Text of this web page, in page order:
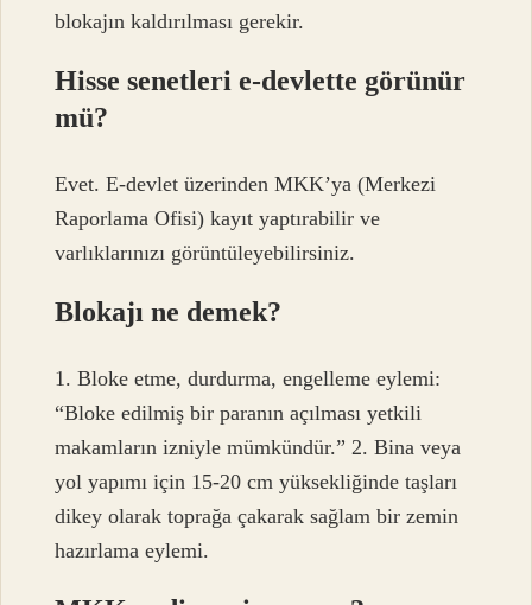
blokajın kaldırılması gerekir.
Hisse senetleri e-devlette görünür
mü?
Evet. E-devlet üzerinden MKK’ya (Merkezi
Raporlama Ofisi) kayıt yaptırabilir ve
varlıklarınızı görüntüleyebilirsiniz.
Blokajı ne demek?
1. Bloke etme, durdurma, engelleme eylemi:
“Bloke edilmiş bir paranın açılması yetkili
makamların izniyle mümkündür.” 2. Bina veya
yol yapımı için 15-20 cm yüksekliğinde taşları
dikey olarak toprağa çakarak sağlam bir zemin
hazırlama eylemi.